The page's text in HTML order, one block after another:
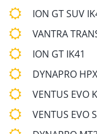
ION GT SUV
VANTRA
ION GT IK41
DYNAPRO
VENTUS EVO
VENTUS EVO